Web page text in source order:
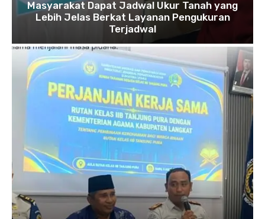
Masyarakat Dapat Jadwal Ukur Tanah yang
Lebih Jelas Berkat Layanan Pengukuran
Terjadwal